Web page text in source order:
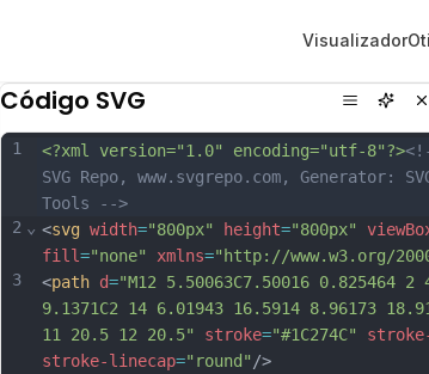
Visualizador
Código SVG
1
2
3
⌄
<?xml version="1.0" encoding="utf-8"?>
SVG Repo, www.svgrepo.com, Generator:
Tools -->
<svg width="800px" height="800px"
fill="none" xmlns="http://www.w3.org/
<path d="M12 5.50063C7.50016 0.825464 2
9.1371C2 14 6.01943 16.5914 8.96173
11 20.5 12 20.5"
stroke="#1C274C"
stroke-linecap="round" />